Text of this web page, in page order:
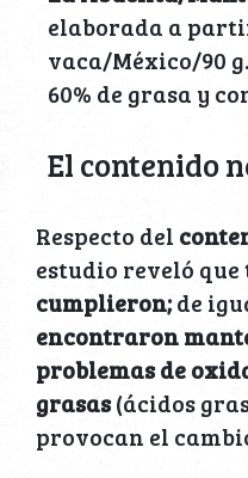
elaborada a
vaca/México/90
60% de grasa y
El contenido
Respecto del
estudio reveló que
cumplieron;de
encontraron
problemas de
grasas(ácidos
provocan el